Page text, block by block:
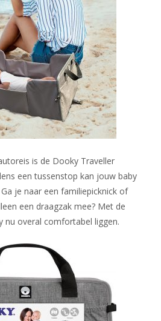
is de Dooky Traveller
een tussenstop kan jouw baby
je naar een familiepicknick of
een draagzak mee? Met de
nu overal comfortabel liggen.